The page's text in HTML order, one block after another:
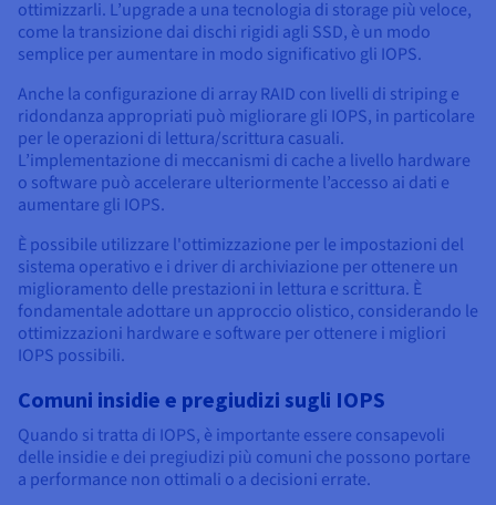
ottimizzarli. L’upgrade a una tecnologia di storage più veloce,
come la transizione dai dischi rigidi agli SSD, è un modo
semplice per aumentare in modo significativo gli IOPS.
Anche la configurazione di array RAID con livelli di striping e
ridondanza appropriati può migliorare gli IOPS, in particolare
per le operazioni di lettura/scrittura casuali.
L’implementazione di meccanismi di cache a livello hardware
o software può accelerare ulteriormente l’accesso ai dati e
aumentare gli IOPS.
È possibile utilizzare l'ottimizzazione per le impostazioni del
sistema operativo e i driver di archiviazione per ottenere un
miglioramento delle prestazioni in lettura e scrittura. È
fondamentale adottare un approccio olistico, considerando le
ottimizzazioni hardware e software per ottenere i migliori
IOPS possibili.
Comuni insidie e pregiudizi sugli IOPS
Quando si tratta di IOPS, è importante essere consapevoli
delle insidie e dei pregiudizi più comuni che possono portare
a performance non ottimali o a decisioni errate.